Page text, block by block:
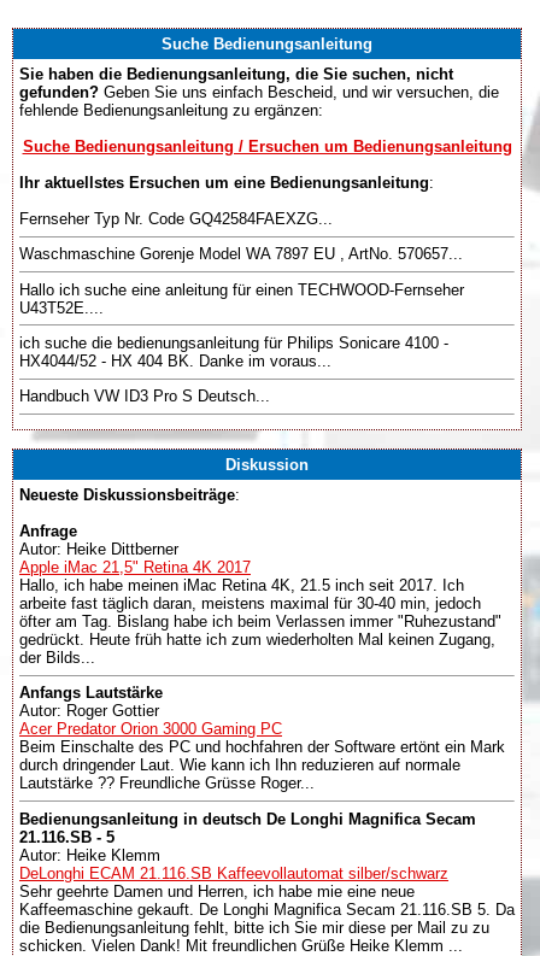
Suche Bedienungsanleitung
Sie haben die Bedienungsanleitung, die Sie suchen, nicht
gefunden? Geben Sie uns einfach Bescheid, und wir versuchen, die
fehlende Bedienungsanleitung zu ergänzen:
Suche Bedienungsanleitung / Ersuchen um Bedienungsanleitung
Ihr aktuellstes Ersuchen um eine Bedienungsanleitung:
Fernseher Typ Nr. Code GQ42584FAEXZG...
Waschmaschine Gorenje Model WA 7897 EU , ArtNo. 570657...
Hallo ich suche eine anleitung für einen TECHWOOD-Fernseher
U43T52E....
ich suche die bedienungsanleitung für Philips Sonicare 4100 -
HX4044/52 - HX 404 BK. Danke im voraus...
Handbuch VW ID3 Pro S Deutsch...
Diskussion
Neueste Diskussionsbeiträge:
Anfrage
Autor: Heike Dittberner
Apple iMac 21,5" Retina 4K 2017
Hallo, ich habe meinen iMac Retina 4K, 21.5 inch seit 2017. Ich
arbeite fast täglich daran, meistens maximal für 30-40 min, jedoch
öfter am Tag. Bislang habe ich beim Verlassen immer "Ruhezustand"
gedrückt. Heute früh hatte ich zum wiederholten Mal keinen Zugang,
der Bilds...
Anfangs Lautstärke
Autor: Roger Gottier
Acer Predator Orion 3000 Gaming PC
Beim Einschalte des PC und hochfahren der Software ertönt ein Mark
durch dringender Laut. Wie kann ich Ihn reduzieren auf normale
Lautstärke ?? Freundliche Grüsse Roger...
Bedienungsanleitung in deutsch De Longhi Magnifica Secam
21.116.SB - 5
Autor: Heike Klemm
DeLonghi ECAM 21.116.SB Kaffeevollautomat silber/schwarz
Sehr geehrte Damen und Herren, ich habe mie eine neue
Kaffeemaschine gekauft. De Longhi Magnifica Secam 21.116.SB 5. Da
die Bedienungsanleitung fehlt, bitte ich Sie mir diese per Mail zu zu
schicken. Vielen Dank! Mit freundlichen Grüße Heike Klemm ...